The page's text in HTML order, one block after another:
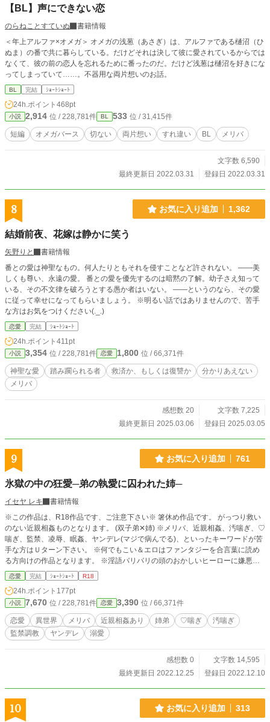
【BL】声にできない恋
のらねことすていぬ
書籍情報
＜年上アルファ×オメガ＞ オメガの浅葱（あさぎ）は、アルファである樋沼（ひ
ぬま）の番で共に暮らしている。だけどそれは決して彼に愛されているからでは
なくて、彼の前の恋人を忘れるために番ったのだ。だけど浅葱は樋沼を好きにな
ってしまっていて……。不器用な両片想いのお話。
BL 完結 ｼｮｰﾄｼｮｰﾄ
24h.ポイント 468pt
小説 2,914 位 / 228,781件 BL 533 位 / 31,415件
短編 オメガバース 切ない 両片想い すれ違い BL メリバ
文字数 6,590
最終更新日 2022.03.31
登録日 2022.03.31
8 お気に入り追加 1,362
結婚前夜、花嫁は静かに笑う
矢野りと
書籍情報
番との愛は神聖なもの。何人たりともそれを侵すことなど許されない。 ――美
しくも尊い、永遠の愛。 番との愛を優先するのは暗黙の了解。幼子さえ知って
いる、その不文律を破ろうとする愚か者はいない。 ――というのなら、その愛
に従って幸せになってもらいましょう。 ※明るい話ではありませんので、苦手
な方はお気をつけください(._.)
恋愛 完結 ｼｮｰﾄｼｮｰﾄ
24h.ポイント 411pt
小説 3,354 位 / 228,781件 恋愛 1,800 位 / 66,371件
神聖な愛 踏み躙られる者 救済か、もしくは復讐か
分かりあえない
メリバ
感想数 20
文字数 7,225
最終更新日 2025.03.06
登録日 2025.03.05
9 お気に入り追加 761
氷獄の中の狂愛─弟の執愛に囚われた姉─
イセヤ レキ
書籍情報
※この作品は、R18作品です、ご注意下さい※ 箸休め作品です。 がっつり救い
のない近親相姦ものとなります。 (双子弟✕姉) ※メリバ、近親相姦、汚喘ぎ、♡
喘ぎ、監禁、凌辱、眠姦、ヤンデレ(マジで病んでる)、といったキーワードが苦
手な方はＵターン下さい。 ※何でもこい＆エロはファンタジーを合言葉に読め
る方向けの作品となります。 ※淫語バリバリの頭のおかしいヒーローに嫌悪感
がある方も先に進まないで下さい。 注意事項を全てクリアした強者な読者様の
み、お進み下さい。 溺愛／執着／狂愛／凌辱／眠姦／調教／敬語責め
恋愛 完結 ｼｮｰﾄｼｮｰﾄ R18
24h.ポイント 177pt
小説 7,670 位 / 228,781件 恋愛 3,390 位 / 66,371件
恋愛 異世界 メリバ 近親相姦あり 姉弟 ♡喘ぎ
汚喘ぎ
監禁調教
ヤンデレ 溺愛
感想数 0
文字数 14,595
最終更新日 2022.12.25
登録日 2022.12.10
10 お気に入り追加 313